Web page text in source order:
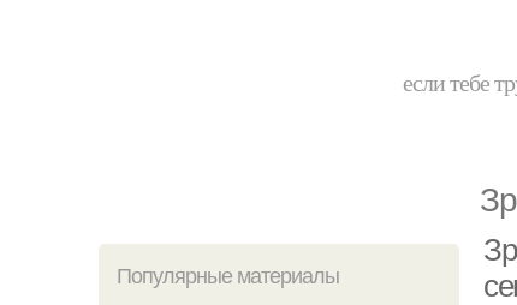
если тебе
Популярные материалы